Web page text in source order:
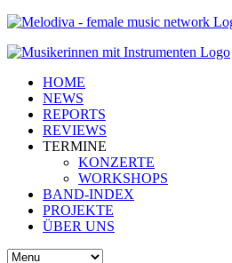
HOME
NEWS
REPORTS
REVIEWS
TERMINE
KONZERTE
WORKSHOPS
BAND-INDEX
PROJEKTE
ÜBER UNS